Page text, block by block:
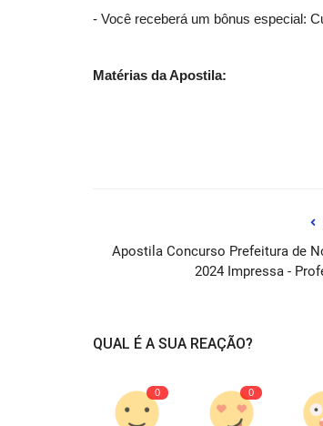
- Você receberá um bônus especial:
Matérias da Apostila:
Apostila Concurso Prefeitura de
2024 Impressa -
QUAL É A SUA REAÇÃO?
0 0
Domine as técnicas de
o Curso Transpetro. Aprenda...